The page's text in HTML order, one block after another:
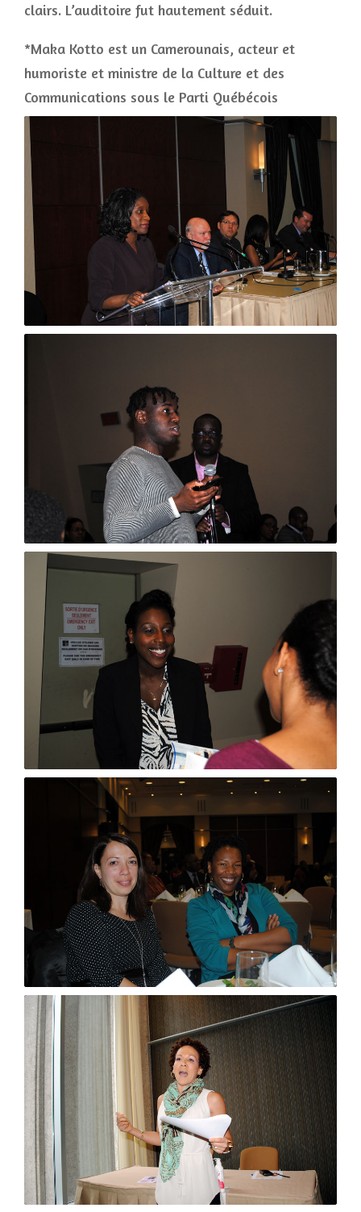
clairs. L’auditoire fut hautement séduit.
*Maka Kotto est un Camerounais, acteur et
humoriste et ministre de la Culture et des
Communications sous le Parti Québécois